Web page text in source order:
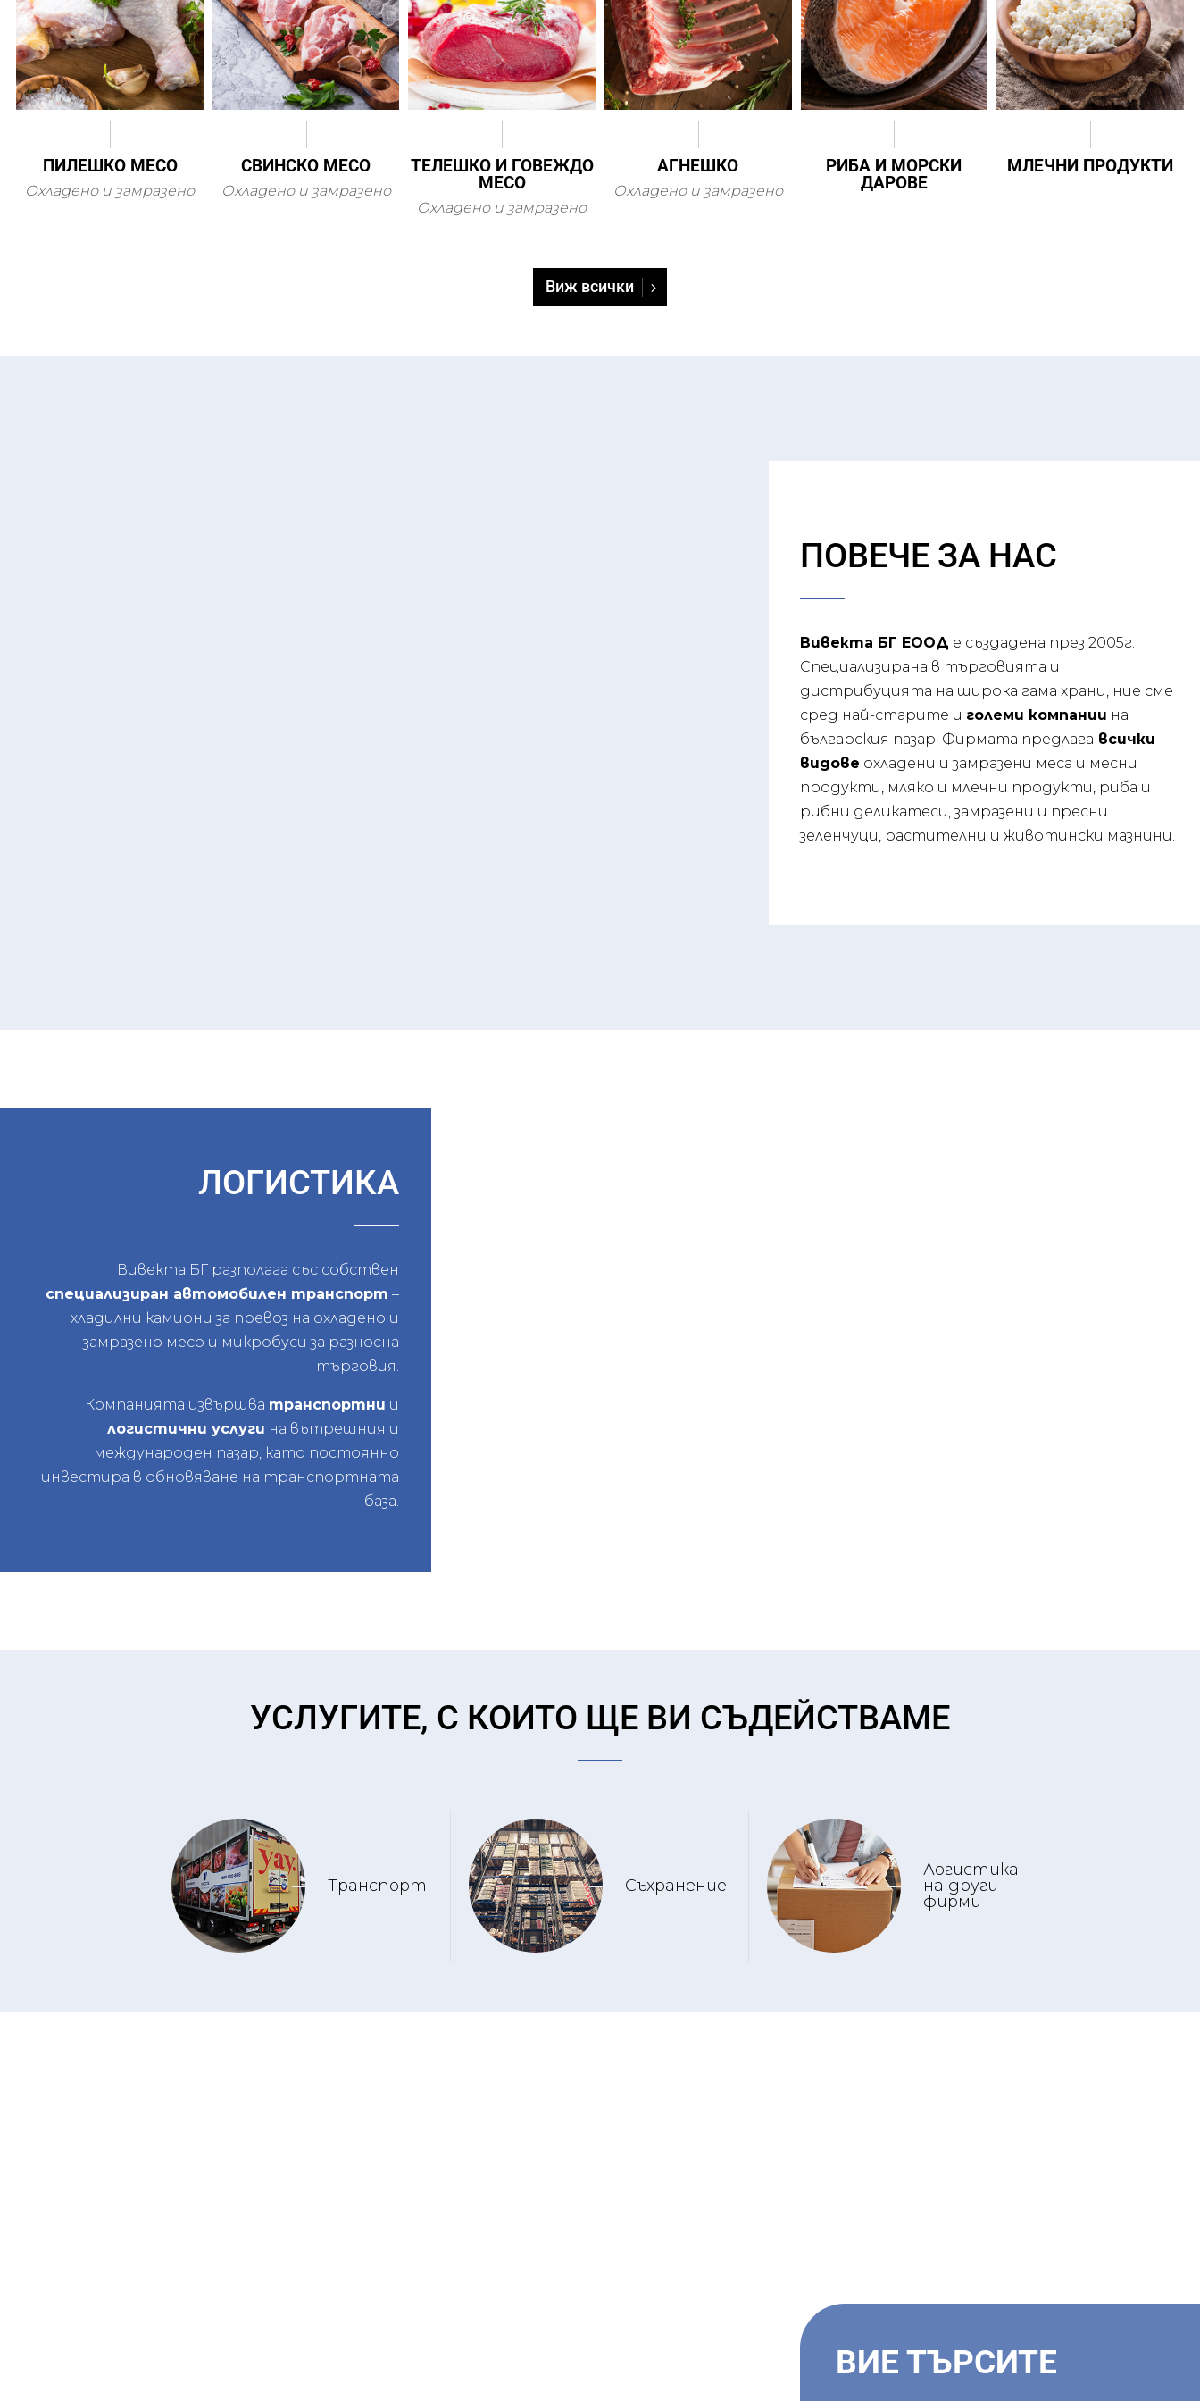
ПИЛЕШКО МЕСО
Охладено и замразено
СВИНСКО МЕСО
Охладено и замразено
ТЕЛЕШКО И ГОВЕЖДО
МЕСО
Охладено и замразено
АГНЕШКО
Охладено и замразено
РИБА И МОРСКИ
ДАРОВЕ
МЛЕЧНИ ПРОДУКТИ
Виж всички
ПОВЕЧЕ ЗА НАС
Вивекта БГ ЕООД е създадена през 2005г.
Специализирана в търговията и
дистрибуцията на широка гама храни, ние сме
сред най-старите и големи компании на
българския пазар. Фирмата предлага всички
видове охладени и замразени меса и месни
продукти, мляко и млечни продукти, риба и
рибни деликатеси, замразени и пресни
зеленчуци, растителни и животински мазнини.
ЛОГИСТИКА
Вивекта БГ разполага със собствен
специализиран автомобилен транспорт –
хладилни камиони за превоз на охладено и
замразено месо и микробуси за разносна
търговия.
Компанията извършва транспортни и
логистични услуги на вътрешния и
международен пазар, като постоянно
инвестира в обновяване на транспортната
база.
УСЛУГИТЕ, С КОИТО ЩЕ ВИ СЪДЕЙСТВАМЕ
Транспорт Съхранение
Логистика
на други
фирми
ВИЕ ТЪРСИТЕ